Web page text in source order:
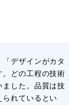
デザインがカタ
どの工程の技術
した。品質は技
れているとい